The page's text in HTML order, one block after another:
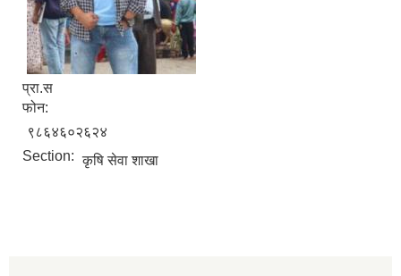
प्रा.स
फोन:
९८६४६०२६२४
Section: कृषि सेवा शाखा